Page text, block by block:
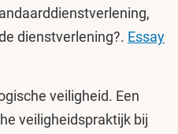
dienstverlening?. Essay
veiligheid. Een
veiligheidspraktijk bij